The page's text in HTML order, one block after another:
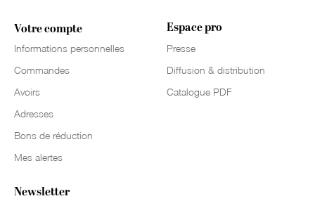
Votre compte
Informations personnelles
Commandes
Avoirs
Adresses
Bons de réduction
Mes alertes
Espace pro
Presse
Diffusion & distribution
Catalogue PDF
Newsletter